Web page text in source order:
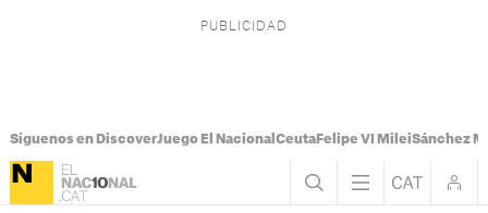
Síguenos en DiscoverJuego El Nacional CeutaFelipe VI MileiSánchez